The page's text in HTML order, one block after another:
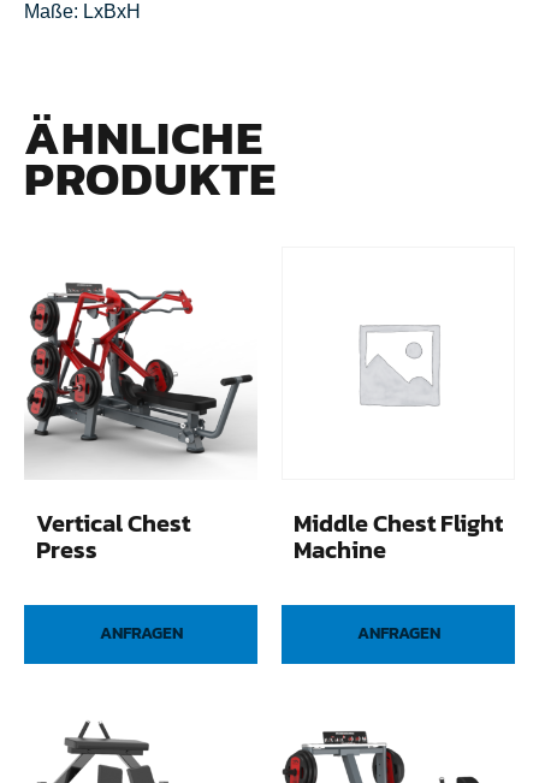
Maße: LxBxH
ÄHNLICHE
PRODUKTE
Vertical Chest
Press
ANFRAGEN
Middle Chest Flight
Machine
ANFRAGEN